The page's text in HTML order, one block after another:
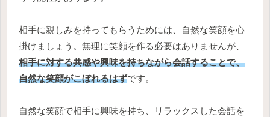
相手に親しみを持ってもらうためには、自然な笑顔を心
掛けましょう。無理に笑顔を作る必要はありませんが、
相手に対する共感や興味を持ちながら会話することで、
自然な笑顔がこぼれるはずです。
自然な笑顔で相手に興味を持ち、リラックスした会話を